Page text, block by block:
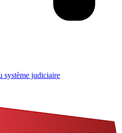
système judiciaire